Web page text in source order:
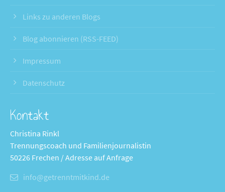
Links zu anderen Blogs
Blog abonnieren (RSS-FEED)
Impressum
Datenschutz
Kontakt
Christina Rinkl
Trennungscoach und Familienjournalistin
50226 Frechen / Adresse auf Anfrage
info@getrenntmitkind.de